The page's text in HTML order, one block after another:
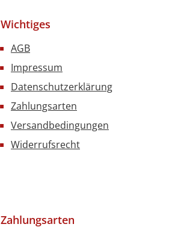
Wichtiges
AGB
Impressum
Datenschutzerklärung
Zahlungsarten
Versandbedingungen
Widerrufsrecht
Zahlungsarten